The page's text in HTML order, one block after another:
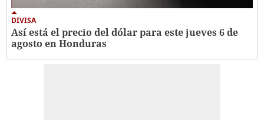
DIVISA
Así está el precio del dólar para este jueves 6 de
agosto en Honduras